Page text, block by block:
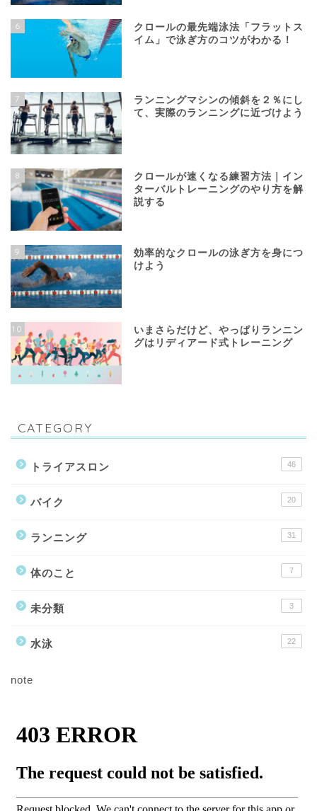
6
クロールの最先端泳法「フラットス
イム」で泳ぎ方のコツがわかる！
7
ランニングマシンの傾斜を２％にし
て、実際のランニングに近づけよう
8
クロールが速くなる練習方法｜イン
ターバルトレーニングのやり方を解
説する
9
効率的なクロールの泳ぎ方を身につ
けよう
10
いまさらだけど、やっぱりランニン
グはリディアード式トレーニング
CATEGORY
トライアスロン 46
バイク 20
ランニング 31
体のこと 7
未分類 3
水泳 22
note